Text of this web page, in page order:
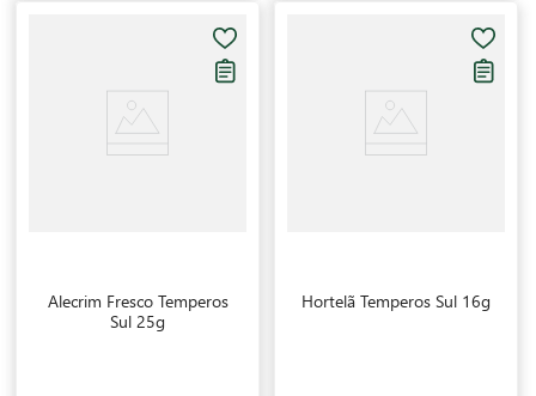
Alecrim Fresco Temperos
Sul 25g
Hortelã Temperos Sul 16g